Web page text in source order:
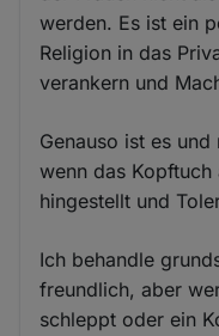
werden. Es ist ein
Religion in das
verankern und
Genauso ist es
wenn das
hingestellt und
Ich behandle
freundlich, aber
schleppt oder ein